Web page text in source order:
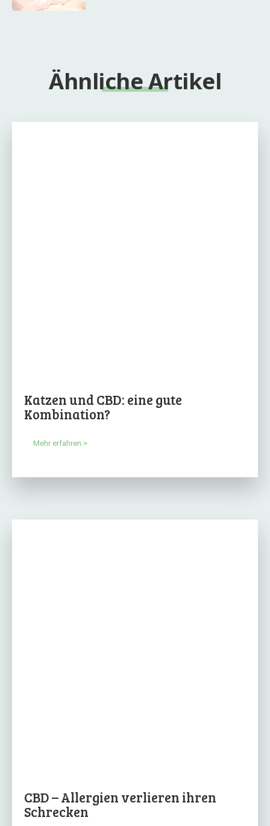
Ähnliche Artikel
Katzen und CBD: eine gute
Kombination?
Mehr erfahren >
CBD – Allergien verlieren ihren
Schrecken